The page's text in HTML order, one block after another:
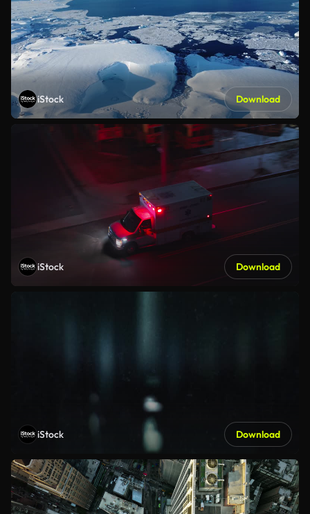
iStock Download
iStock Download
iStock Download